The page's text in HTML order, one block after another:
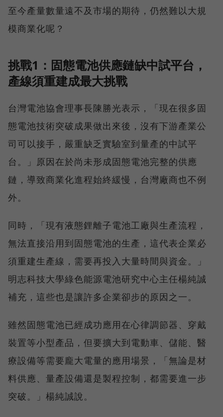
至今產量數量遠不及市場的期待，仍然難以大規
模商業化呢？
挑戰1：固態電池供應鏈缺中試平台，
產線須重建成最大挑戰
台灣電池協會理事長陳勝光表示，「現在很多固
態電池技術突破成果做出來後，沒有下游產業公
司可以接手，嚴重缺乏實驗室到量產的中試平
台。」原因在於尚未形成固態電池完整的供應
鏈，導致商業化進程始終緩慢，台灣廠商也不例
外。
同時，「現有液態鋰離子電池工廠與生產流程，
無法直接沿用到固態電池的生產，這代表企業必
須重建生產線，需要再投入大量時間與資金。」
明志科技大學綠色能源電池研究中心主任楊純誠
補充，這些也是讓許多企業卻步的原因之一。
雖然固態電池已經成功應用在心律調節器、穿戴
裝置等小型產品，但要擴大到電動車、儲能、醫
療設備等需要龐大電量的應用場景，「無論是材
料供應、量產設備還是製程控制，都需要進一步
突破。」楊純誠說。